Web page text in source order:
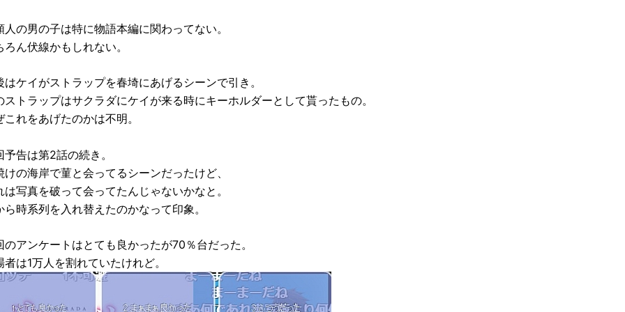
人の男の子は特に物語本編に関わってない。
ろん伏線かもしれない。
はケイがストラップを春埼にあげるシーンで引き。
ストラップはサクラダにケイが来る時にキーホルダーとして貰ったもの。
これをあげたのかは不明。
予告は第2話の続き。
けの海岸で菫と会ってるシーンだったけど、
は写真を破って会ってたんじゃないかなと。
ら時系列を入れ替えたのかなって印象。
のアンケートはとても良かったが70％台だった。
者は1万人を割れていたけれど。